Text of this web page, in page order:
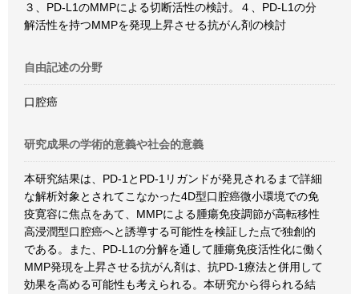
３、PD-L1のMMPによる切断活性の検討。４、PD-L1の分
解活性を持つMMPを発現上昇させる抗がん剤の検討
自由記述の分野
口腔癌
研究成果の学術的意義や社会的意義
本研究結果は、PD-1とPD-1リガンドが発見されるまで詳細
な解析対象とされてこなかった4D型口腔癌微小環境での免
疫寛容に焦点をあて、MMPによる腫瘍免疫調節が高転移性
高浸潤型口腔癌へと誘導する可能性を検証した点で独創的
である。また、PD-L1の分解を通して腫瘍免疫活性化に働く
MMP発現を上昇させる抗がん剤は、抗PD-1療法と併用して
効果を高める可能性も考えられる。本研究から得られる結